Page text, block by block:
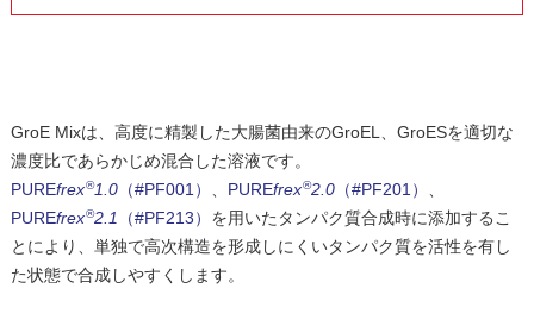
GroE Mixは、高度に精製した大腸菌由来のGroEL、GroESを適切な
濃度比であらかじめ混合した溶液です。
PUREfrex®1.0（#PF001） PUREfrex®2.0（#PF201）
PUREfrex®2.1 （#PF213） を用いたタンパク質合成時に添加するこ
とにより、単独で高次構造を形成しにくいタンパク質を活性を有し
た状態で合成しやすくします。